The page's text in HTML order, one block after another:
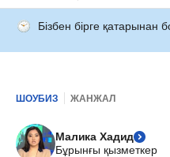
Бізбен бірге қатарынан
ШОУБИЗ ЖАНЖАЛ
Малика Хадид
Бұрынғы қызметкер